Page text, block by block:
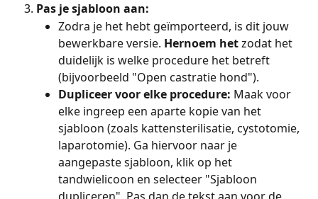
Pas je sjabloon aan:
Zodra je het hebt geïmporteerd, is dit jouw
bewerkbare versie. Hernoem het zodat het
duidelijk is welke procedure het betreft
(bijvoorbeeld "Open castratie hond").
Dupliceer voor elke procedure: Maak voor
elke ingreep een aparte kopie van het
sjabloon (zoals kattensterilisatie, cystotomie,
laparotomie). Ga hiervoor naar je
aangepaste sjabloon, klik op het
tandwielicoon en selecteer "Sjabloon